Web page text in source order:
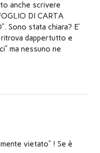
anche scrivere
DI CARTA
Sono stata chiara? E’
dappertutto e
ma nessuno ne
vietato” ! Se è